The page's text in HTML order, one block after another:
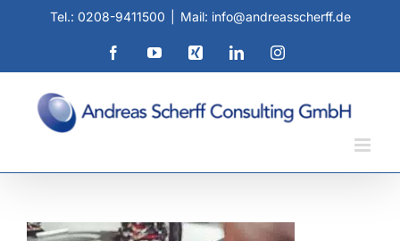
Tel.: 0208-9411500 Mail: info@andreasscherff.de
FacebookYouTubeXing LinkedInInstagram